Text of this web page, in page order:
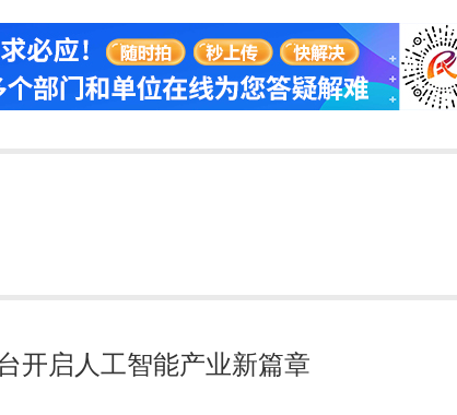
开启人工智能产业新篇章